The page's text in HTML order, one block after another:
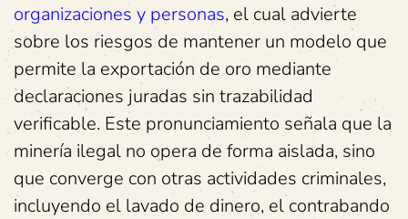
organizaciones y personas, el cual advierte
sobre los riesgos de mantener un modelo que
permite la exportación de oro mediante
declaraciones juradas sin trazabilidad
verificable. Este pronunciamiento señala que la
minería ilegal no opera de forma aislada, sino
que converge con otras actividades criminales,
incluyendo el lavado de dinero, el contrabando